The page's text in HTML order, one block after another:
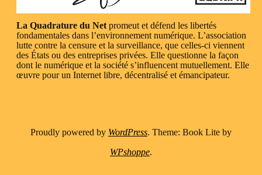
La Quadrature du Net promeut et défend les libertés
fondamentales dans l’environnement numérique. L’association
lutte contre la censure et la surveillance, que celles-ci viennent
des États ou des entreprises privées. Elle questionne la façon
dont le numérique et la société s’influencent mutuellement. Elle
œuvre pour un Internet libre, décentralisé et émancipateur.
Proudly powered by WordPress. Theme: Book Lite by
WPshoppe.